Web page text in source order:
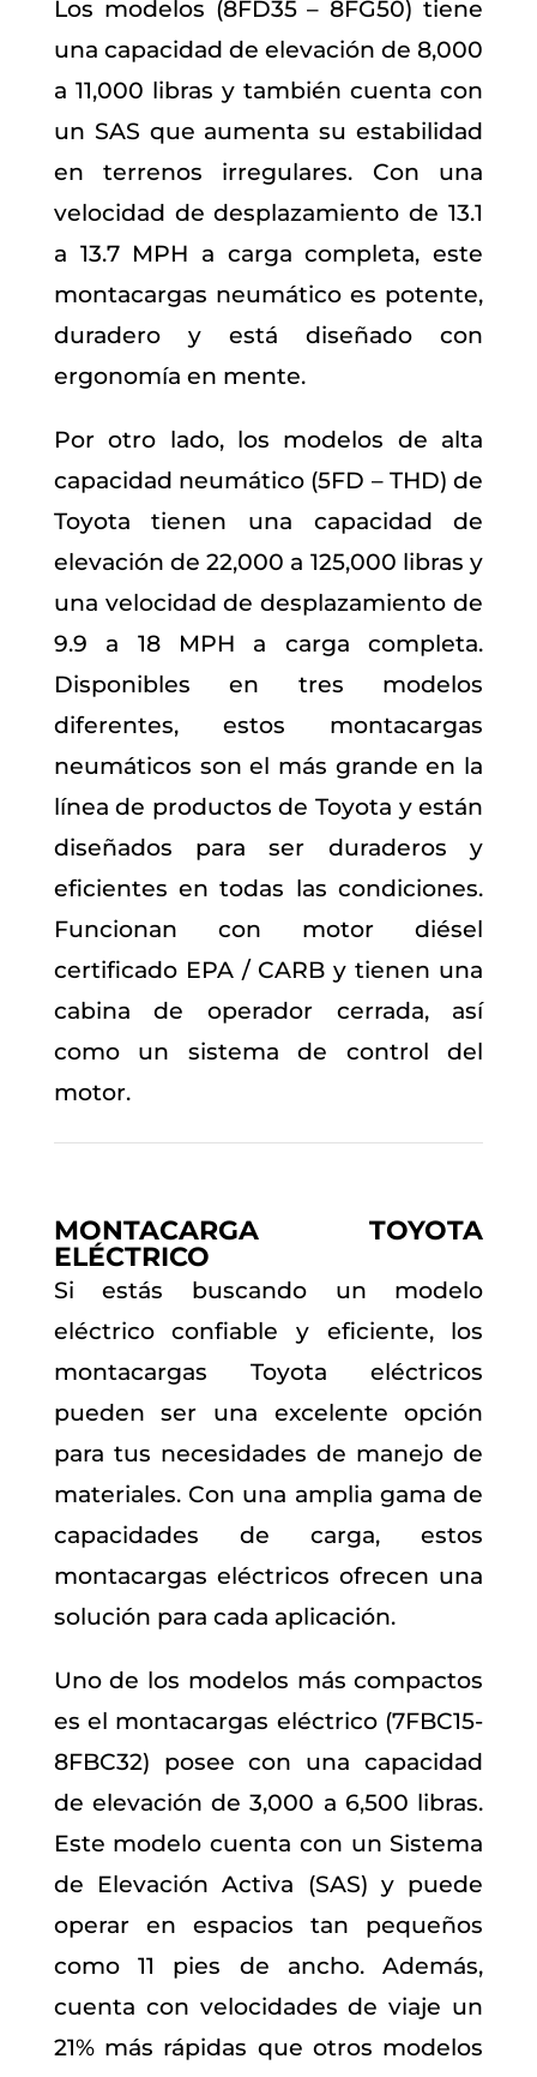
Los modelos (8FD35 – 8FG50) tiene
una capacidad de elevación de 8,000
a 11,000 libras y también cuenta con
un SAS que aumenta su estabilidad
en terrenos irregulares. Con una
velocidad de desplazamiento de 13.1
a 13.7 MPH a carga completa, este
montacargas neumático es potente,
duradero y está diseñado con
ergonomía en mente.
Por otro lado, los modelos de alta
capacidad neumático (5FD – THD) de
Toyota tienen una capacidad de
elevación de 22,000 a 125,000 libras y
una velocidad de desplazamiento de
9.9 a 18 MPH a carga completa.
Disponibles en tres modelos
diferentes, estos montacargas
neumáticos son el más grande en la
línea de productos de Toyota y están
diseñados para ser duraderos y
eficientes en todas las condiciones.
Funcionan con motor diésel
certificado EPA / CARB y tienen una
cabina de operador cerrada, así
como un sistema de control del
motor.
MONTACARGA
TOYOTA
ELÉCTRICO
Si estás buscando un modelo
eléctrico confiable y eficiente, los
montacargas Toyota eléctricos
pueden ser una excelente opción
para tus necesidades de manejo de
materiales. Con una amplia gama de
capacidades de carga, estos
montacargas eléctricos ofrecen una
solución para cada aplicación.
Uno de los modelos más compactos
es el montacargas eléctrico (7FBC15-
8FBC32) posee con una capacidad
de elevación de 3,000 a 6,500 libras.
Este modelo cuenta con un Sistema
de Elevación Activa (SAS) y puede
operar en espacios tan pequeños
como 11 pies de ancho. Además,
cuenta con velocidades de viaje un
21% más rápidas que otros modelos